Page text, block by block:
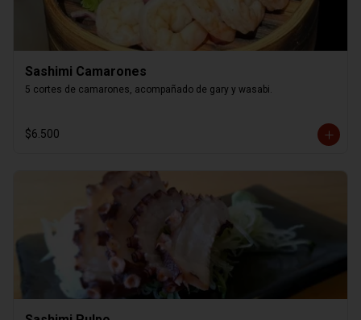
Sashimi Camarones
5 cortes de camarones, acompañado de gary y wasabi.
$6.500